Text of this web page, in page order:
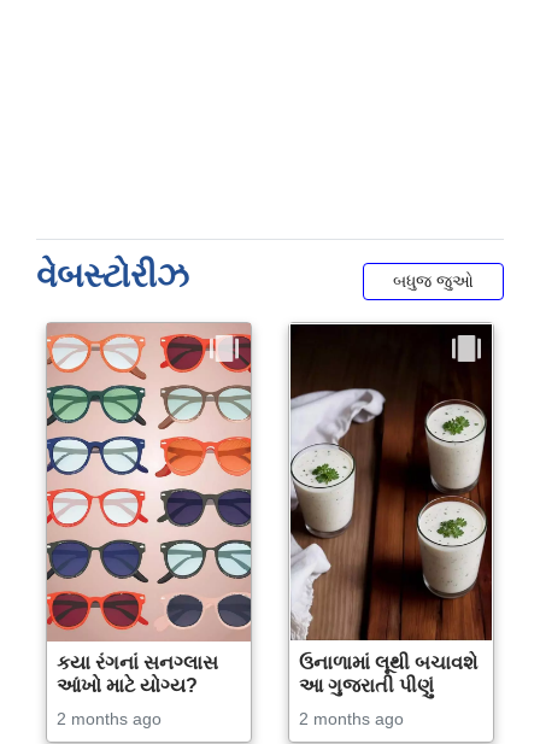
વેબસ્ટોરીઝ બધુજ જુઓ
કયા રંગનાં સનગ્લાસ
આંખો માટે યોગ્ય?
2 months ago
ઉનાળામાં લૂથી બચાવશે
આ ગુજરાતી પીણું
2 months ago